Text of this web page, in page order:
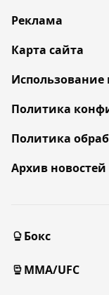
Реклама
Карта сайта
Политика
Политика
Архив новостей
Бокс
MMA/UFC